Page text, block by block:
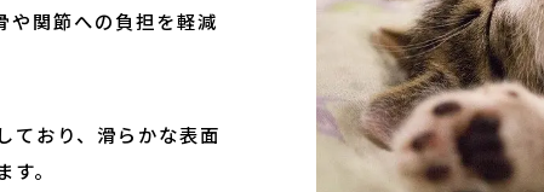
や関節への負担を軽減
ており、滑らかな表面
。